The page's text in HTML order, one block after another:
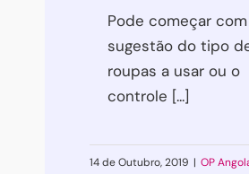
Pode começar
sugestão do tipo
roupas a usar ou o
controle [...]
14 de Outubro, 2019 | OP
Então não perca nenhuma das dicas
que a Oficina de Psicologia envia
de presente o nosso cursoque o(a)
em poucos minutos!